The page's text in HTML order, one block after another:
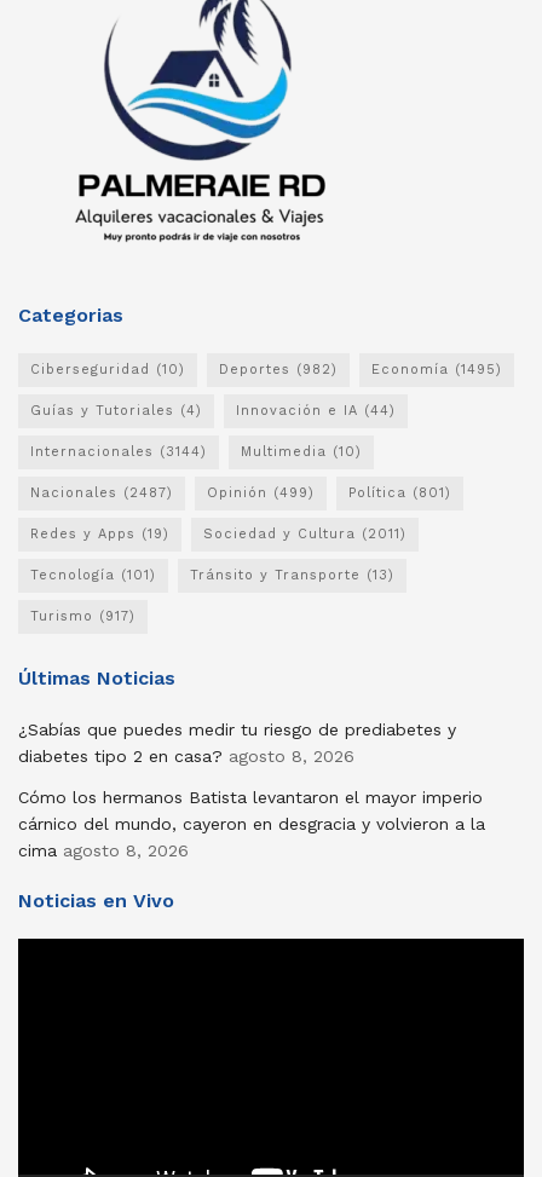
Categorias
Ciberseguridad (10) Deportes (982) Economía (1495)
Guías y Tutoriales (4) Innovación e IA (44)
Internacionales (3144) Multimedia (10)
Nacionales (2487) Opinión (499) Política (801)
Redes y Apps (19) Sociedad y Cultura (2011)
Tecnología (101) Tránsito y Transporte (13)
Turismo (917)
Últimas Noticias
¿Sabías que puedes medir tu riesgo de prediabetes y
diabetes tipo 2 en casa? agosto 8, 2026
Cómo los hermanos Batista levantaron el mayor imperio
cárnico del mundo, cayeron en desgracia y volvieron a la
cima agosto 8, 2026
Noticias en Vivo